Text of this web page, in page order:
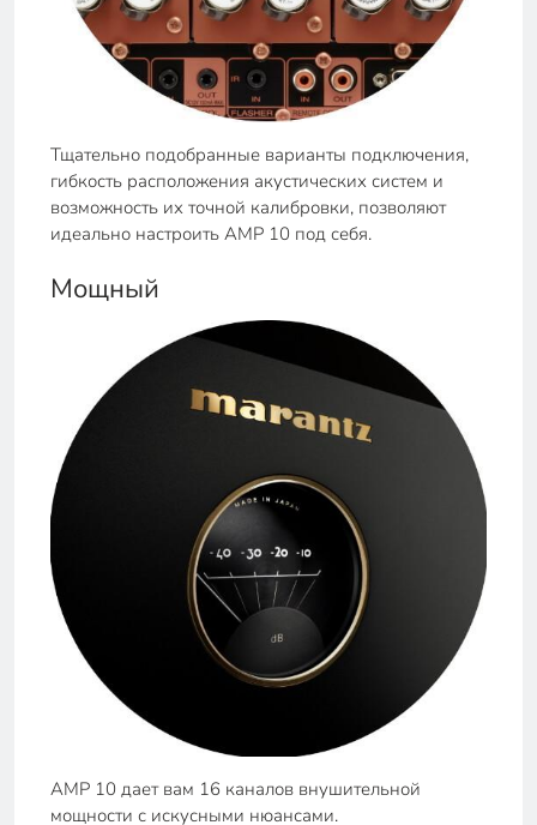
Тщательно подобранные варианты подключения,
гибкость расположения акустических систем и
возможность их точной калибровки, позволяют
идеально настроить AMP 10 под себя.
Мощный
AMP 10 дает вам 16 каналов внушительной
мощности с искусными нюансами.